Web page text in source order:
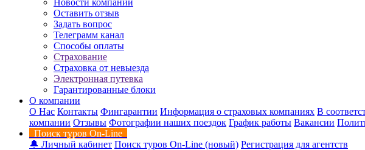
Новости компании
Оставить отзыв
Задать вопрос
Телеграмм канал
Способы оплаты
Страхование
Страховка от невыезда
Электронная путевка
Гарантированные блоки
О компании
О Нас Контакты Фингарантии Информация о страховых компаниях В
компании Отзывы Фотографии наших поездок График работы Вакансии
Поиск туров On-Line
🔔 Личный кабинет Поиск туров On-Line (новый) Регистрация для агентств